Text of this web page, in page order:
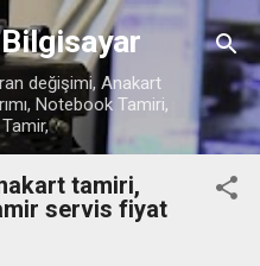
atla
değişimi, Anakart
Notebook Tamiri,
tamiri,
servis fiyat